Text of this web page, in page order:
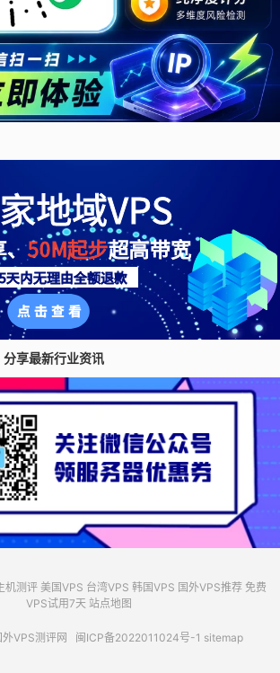
享最新行业资讯
机测评 美国VPS 台湾VPS 韩国VPS 国外VPS推荐 免费
VPS试用7天 站点地图
外VPS测评网 闽ICP备2022011024号-1 sitemap